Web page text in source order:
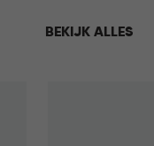
BEKIJK ALLES